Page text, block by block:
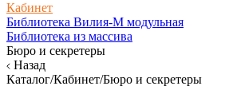
Кабинет
Библиотека Вилия-М модульная
Библиотека из массива
Бюро и секретеры
Назад
Каталог/Кабинет/Бюро и секретеры